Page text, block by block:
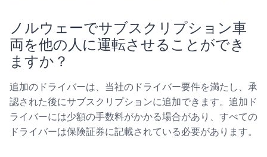
ノルウェーでサブスクリプション車
両を他の人に運転させることができ
ますか？
追加のドライバーは、当社のドライバー要件を満たし、承
認された後にサブスクリプションに追加できます。追加ド
ライバーには少額の手数料がかかる場合があり、すべての
ドライバーは保険証券に記載されている必要があります。